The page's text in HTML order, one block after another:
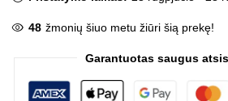
48 žmonių šiuo metu žiūri šią prekę!
Garantuotas saugus